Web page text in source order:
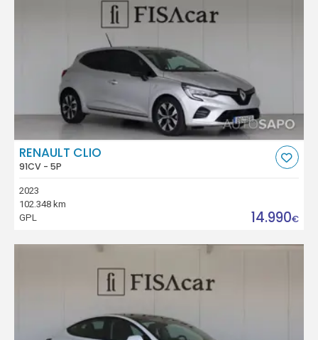
RENAULT CLIO
91CV - 5P
2023
102.348 km
GPL
14.990€